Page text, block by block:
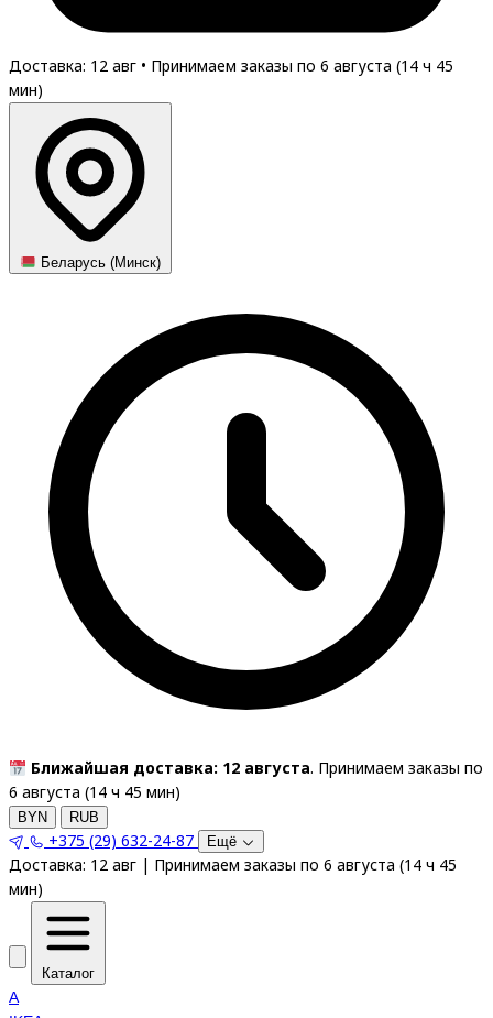
Доставка: 12 авг • Принимаем заказы по 6 августа (14 ч 45
мин)
Беларусь (Минск)
Ближайшая доставка: 12 августа. Принимаем заказы по
6 августа (14 ч 45 мин)
BYN RUB
+375 (29) 632-24-87 Ещё
Доставка: 12 авг | Принимаем заказы по 6 августа (14 ч 45
мин)
Каталог
A